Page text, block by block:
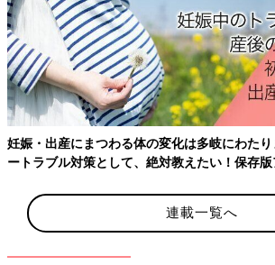
最新! 初めての育児新百科 (ベネッセ・ム
クス たまひよ新百科シリーズ)
大人気「新百科シリーズ」の「育児新百科」
新生児から3歳まで、月齢別に毎日の赤ちゃ
マ＆パパができることを徹底紹介。
毎日のお世話を基本からていねいに解説。
新生児期からのお世話も写真でよくわかる！
ワンオペおふろの手順など、ママ・パパの「
なテクで解決。
予防接種や乳幼児健診、事故・けがの予防と
目安などもわかりやすく紹介しています。
妊娠・出産にまつわる体の変化は多岐にわた
ートラブル対策として、絶対教えたい！保存
連載一覧へ